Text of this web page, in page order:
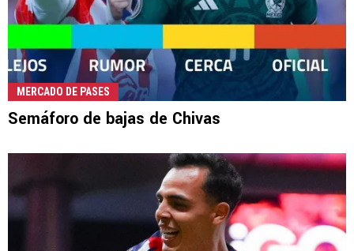
MERCADO DE PASES
Semáforo de bajas de Chivas